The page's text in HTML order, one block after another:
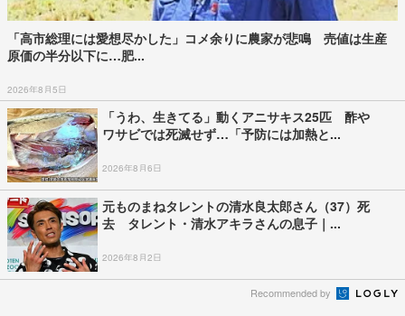
「高市総理には愛想尽かした」コメ余りに農家が悲鳴 売値は生産
原価の半分以下に…肥...
2026年8月5日
「うわ、生きてる」動くアニサキス25匹 酢や
ワサビでは死滅せず…「予防には加熱と...
2026年8月6日
元ものまねタレントの清水良太郎さん（37）死
去 タレント・清水アキラさんの息子｜...
2026年8月2日
Recommended by